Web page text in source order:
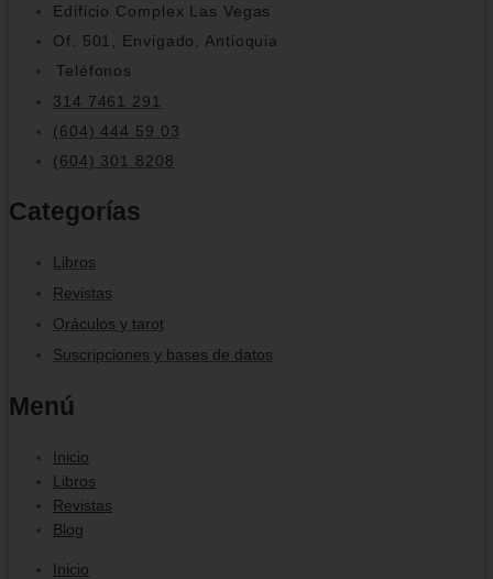
Edificio Complex Las Vegas
Of. 501, Envigado, Antioquia
Teléfonos
314 7461 291
(604) 444 59 03
(604) 301 8208
Categorías
Libros
Revistas
Oráculos y tarot
Suscripciones y bases de datos
Menú
Inicio
Libros
Revistas
Blog
Inicio